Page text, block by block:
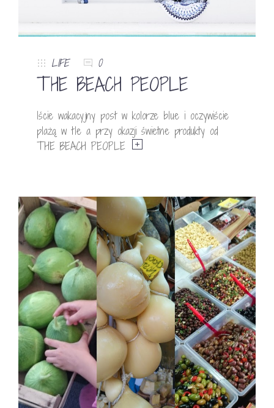
LIFE 0
THE BEACH PEOPLE
Iście wakacyjny post w kolorze blue i oczywiście
plażą w tle a przy okazji świetne produkty od
THE BEACH PEOPLE